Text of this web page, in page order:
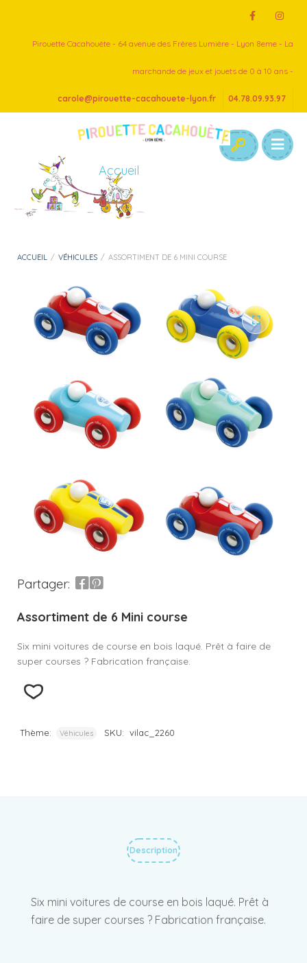
Pirouette Cacahouète - 64 avenue des Frères Lumière - Lyon 8eme - La
marchande de jeux et jouets de 0 à 10 ans -
carole@pirouette-cacahouete-lyon.fr 04.78.09.93.97
Accueil
ACCUEIL / VÉHICULES / ASSORTIMENT DE 6 MINI COURSE
Partager:
Assortiment de 6 Mini course
Six mini voitures de course en bois laqué. Prêt à faire de
super courses ? Fabrication française.
Thème: Véhicules SKU: vilac_2260
Description
Six mini voitures de course en bois laqué. Prêt à
faire de super courses ? Fabrication française.